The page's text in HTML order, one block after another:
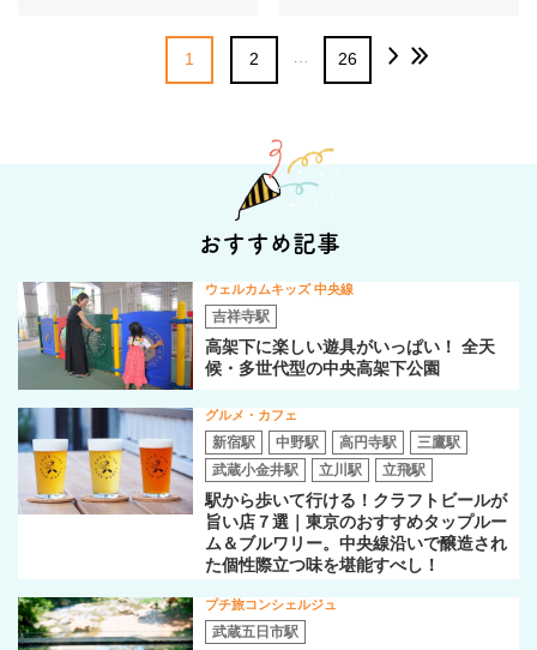
1 2 … 26
おすすめ記事
ウェルカムキッズ 中央線
吉祥寺駅
高架下に楽しい遊具がいっぱい！ 全天
候・多世代型の中央高架下公園
グルメ・カフェ
新宿駅 中野駅 高円寺駅
三鷹駅
武蔵小金井駅
立川駅 立飛駅
駅から歩いて行ける！クラフトビールが
旨い店７選｜東京のおすすめタップルー
ム＆ブルワリー。中央線沿いで醸造され
た個性際立つ味を堪能すべし！
プチ旅コンシェルジュ
武蔵五日市駅